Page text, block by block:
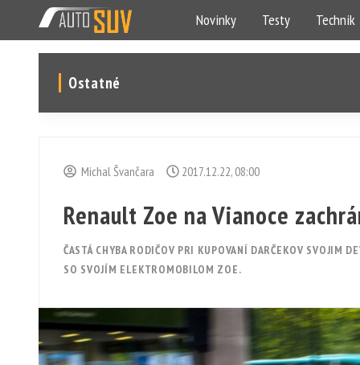
Novinky Testy Technik
Ostatné
Michal Švančara 2017.12.22, 08:00
Renault Zoe na Vianoce
ČASTÁ CHYBA RODIČOV PRI KUPOVANÍ DARČEKOV SVOJIM
SO SVOJÍM ELEKTROMOBILOM ZOE.